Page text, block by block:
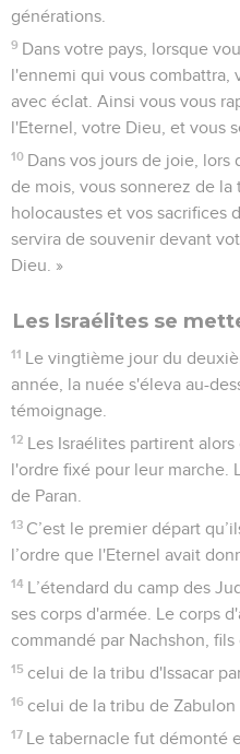
générations.
9 Dans votre pays, lorsque
l'ennemi qui vous combattra,
avec éclat. Ainsi vous vous
l'Eternel, votre Dieu, et vous
10 Dans vos jours de joie, lors
de mois, vous sonnerez de
holocaustes et vos sacrifices
servira de souvenir devant
Dieu. »
Les Israélites se
11 Le vingtième jour du
année, la nuée s'éleva au-
témoignage.
12 Les Israélites partirent
l'ordre fixé pour leur marche.
de Paran.
13 C’est le premier départ
l’ordre que l'Eternel avait
14 L’étendard du camp des
ses corps d'armée. Le corps
commandé par Nachshon, fils
15 celui de la tribu d'Issacar
16 celui de la tribu de Zabulon
17 Le tabernacle fut démonté